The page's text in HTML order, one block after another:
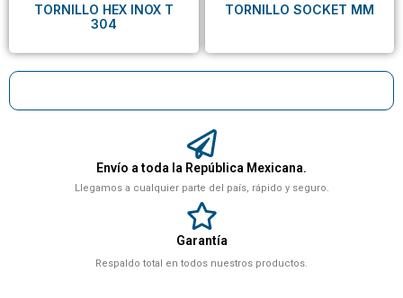
Envío a toda la República Mexicana.
Llegamos a cualquier parte del país, rápido y seguro.
Garantía
Respaldo total en todos nuestros productos.
TORNILLO HEX INOX T
304
TORNILLO SOCKET MM